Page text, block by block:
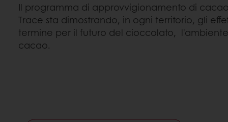
Il programma di approvvigionamento di
Trace sta dimostrando, in ogni territorio, gli
termine per il futuro del cioccolato,
cacao.